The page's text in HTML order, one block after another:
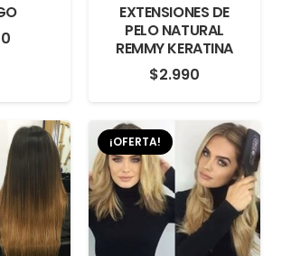
EXTENSIONES DE
PELO NATURAL
REMMY KERATINA
$2.990
¡OFERTA!